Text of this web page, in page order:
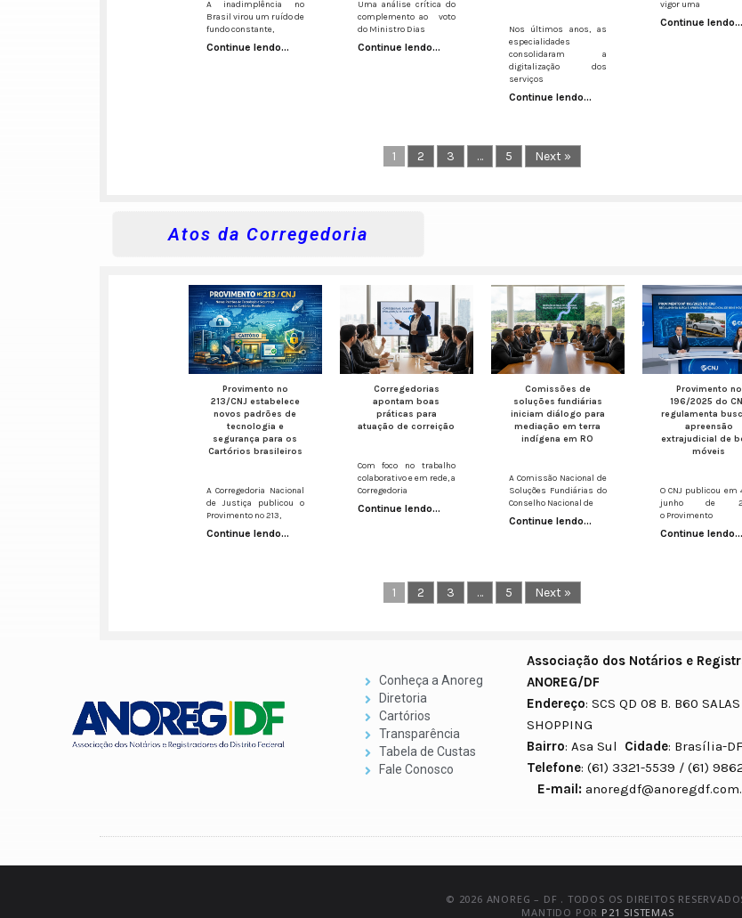
A inadimplência no
Brasil virou um ruído de
fundo constante,
Continue lendo...
Uma análise crítica do
complemento ao voto
do Ministro Dias
Continue lendo...
Nos últimos anos, as
especialidades
consolidaram a
digitalização dos
serviços
Continue lendo...
vigor uma
Continue lendo...
1 2 3 … 5 Next »
Atos da Corregedoria
Provimento nº
213/CNJ estabelece
novos padrões de
tecnologia e
segurança para os
Cartórios brasileiros
A Corregedoria Nacional
de Justiça publicou o
Provimento nº 213,
Continue lendo...
Corregedorias
apontam boas
práticas para
atuação de correição
Com foco no trabalho
colaborativo e em rede, a
Corregedoria
Continue lendo...
Comissões de
soluções fundiárias
iniciam diálogo para
mediação em terra
indígena em RO
A Comissão Nacional de
Soluções Fundiárias do
Conselho Nacional de
Continue lendo...
Provimento nº
196/2025 do
regulamenta
apreensão
extrajudicial de
móveis
O CNJ publicou em
junho de
o Provimento
Continue lendo...
1 2 3 … 5 Next »
Conheça a Anoreg
Diretoria
Cartórios
Transparência
Tabela de Custas
Fale Conosco
Associação dos Notários e
ANOREG/DF
Endereço: SCS QD 08 B. B60
SHOPPING
Bairro: Asa Sul Cidade: Brasília-DF
Telefone: (61) 3321-5539
E-mail:
© 2026 ANOREG – DF . TODOS OS DIREITOS
MANTIDO POR P21 SISTEMAS